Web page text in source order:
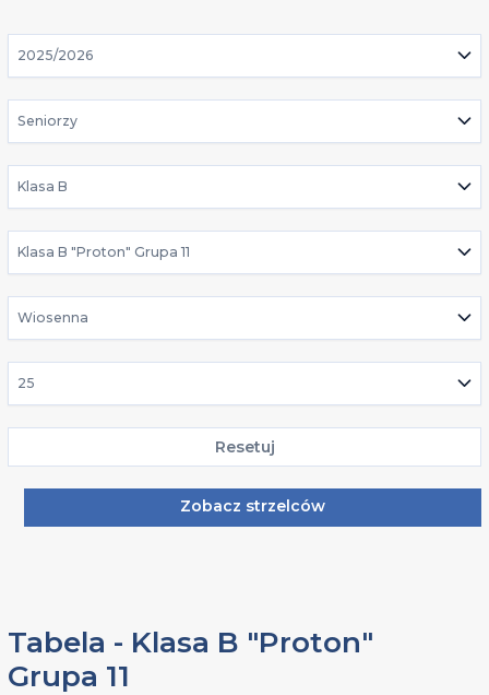
2025/2026
Seniorzy
Klasa B
Klasa B "Proton" Grupa 11
Wiosenna
25
Resetuj
Zobacz strzelców
Tabela - Klasa B "Proton"
Grupa 11